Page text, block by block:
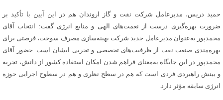
حمید دریس، مدیرعامل شرکت نفت و گاز اروندان هم در این آیین با تأکید بر
ضرورت بهره‌گیری درست از نعمت‌های الهی و منابع انرژی گفت: انتخاب آقای
محمدپور به‌عنوان مدیرعامل جدید شرکت بهینه‌سازی مصرف سوخت، فرصتی برای
بهره‌مندی صنعت نفت از ظرفیت‌های تخصصی و تجربی ایشان است. حضور آقای
محمدپور در این جایگاه به‌معنای فراهم شدن امکان استفاده کشور از دانش، تجربه
و بینش راهبردی فردی است که هم در سطح نظری و هم در سطوح اجرایی حوزه
انرژی سابقه مؤثر دارد.